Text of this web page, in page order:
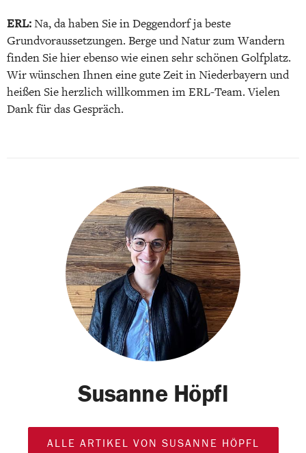
ERL:Na, da haben Sie in Deggendorf ja beste
Grundvoraussetzungen. Berge und Natur zum Wandern
finden Sie hier ebenso wie einen sehr schönen Golfplatz.
Wir wünschen Ihnen eine gute Zeit in Niederbayern und
heißen Sie herzlich willkommen im ERL-Team. Vielen
Dank für das Gespräch.
Susanne Höpfl
ALLE ARTIKEL VON SUSANNE HÖPFL